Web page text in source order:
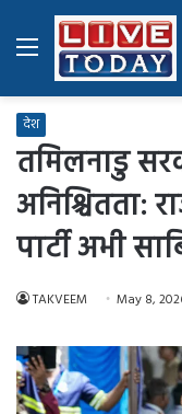
Menu
देश
तमिलनाडु
अनिश्चितता:
पार्टी अभी
TAKVEEM May 8,